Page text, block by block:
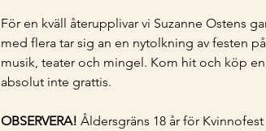
För en kväll återupplivar vi Suzanne Ostens
med flera tar sig an en nytolkning av festen på
musik, teater och mingel. Kom hit och köp
absolut inte grattis.
OBSERVERA! Åldersgräns 18 år för Kvinnofest